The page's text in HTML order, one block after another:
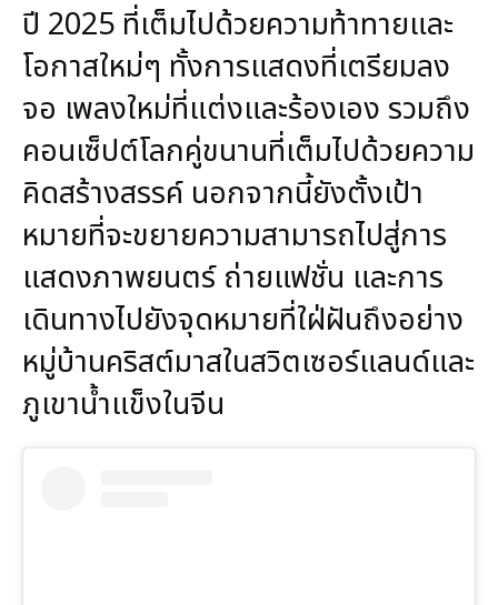
ปี 2025 ที่เต็มไปด้วยความท้าทายและ
โอกาสใหม่ๆ ทั้งการแสดงที่เตรียมลง
จอ เพลงใหม่ที่แต่งและร้องเอง รวมถึง
คอนเซ็ปต์โลกคู่ขนานที่เต็มไปด้วยความ
คิดสร้างสรรค์ นอกจากนี้ยังตั้งเป้า
หมายที่จะขยายความสามารถไปสู่การ
แสดงภาพยนตร์ ถ่ายแฟชั่น และการ
เดินทางไปยังจุดหมายที่ใฝ่ฝันถึงอย่าง
หมู่บ้านคริสต์มาสในสวิตเซอร์แลนด์และ
ภูเขาน้ำแข็งในจีน